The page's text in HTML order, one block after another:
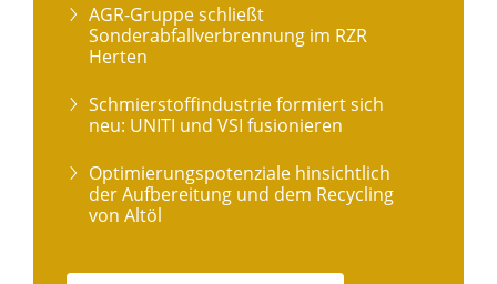
AGR-Gruppe schließt
Sonderabfallverbrennung im RZR
Herten
Schmierstoffindustrie formiert sich
neu: UNITI und VSI fusionieren
Optimierungspotenziale hinsichtlich
der Aufbereitung und dem Recycling
von Altöl